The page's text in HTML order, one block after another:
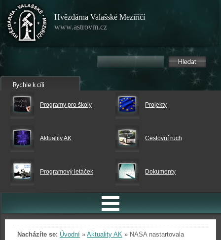
Hvězdárna Valašské Meziříčí
www.astrovm.cz
Programy pro školy Projekty
Aktuality AK Cestovní ruch
Programový letáček Dokumenty
Nacházíte se: Úvodní » Aktuality AK » NASA nastartovala